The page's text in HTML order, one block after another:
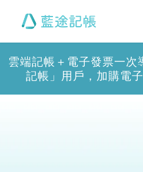
雲端記帳＋電子發票一次
記帳」用戶，加購電